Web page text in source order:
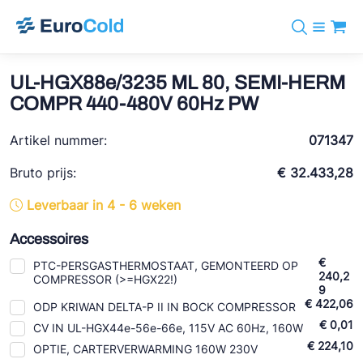
info@eurocold.nl
Merken
BOCK
REFFLEX®
Johnson Controls
Doucette Industries
Koudemiddelen
Diensten
Nieuws
Over ons
UL-HGX88e/3235 ML 80, SEMI-HERM
COMPR 440-480V 60Hz PW
Artikel nummer:
071347
Bruto prijs:
€ 32.433,28
Leverbaar in 4 - 6 weken
Accessoires
PTC-PERSGASTHERMOSTAAT, GEMONTEERD OP
COMPRESSOR (>=HGX22!)
€
240,2
9
ODP KRIWAN DELTA-P II IN BOCK COMPRESSOR
€ 422,06
CV IN UL-HGX44e-56e-66e, 115V AC 60Hz, 160W
€ 0,01
OPTIE, CARTERVERWARMING 160W 230V
€ 224,10